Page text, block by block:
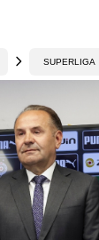
SUPERLIGA